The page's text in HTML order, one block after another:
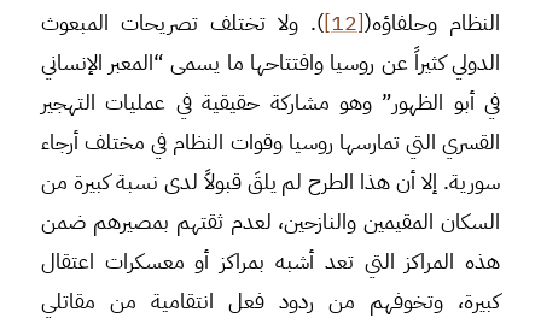
النظام وحلفاؤه([12]
). ولا تختلف تصريحات المبعوث
الدولي كثيراً عن روسيا وافتتاحها ما يسمى “المعبر الإنساني
في أبو الظهور” وهو مشاركة حقيقية في عمليات التهجير
القسري التي تمارسها روسيا وقوات النظام في مختلف أرجاء
سورية. إلا أن هذا الطرح لم يلقَ قبولاً لدى نسبة كبيرة من
السكان المقيمين والنازحين، لعدم ثقتهم بمصيرهم ضمن
هذه المراكز التي تعد أشبه بمراكز أو معسكرات اعتقال
كبيرة، وتخوفهم من ردود فعل انتقامية من مقاتلي